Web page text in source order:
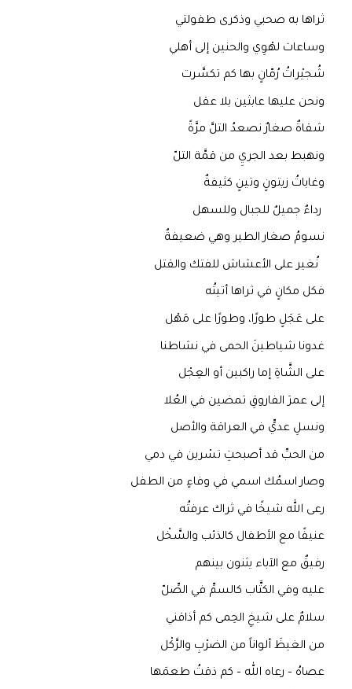
ثراها به صحبي وذكرى طفولتي
وساعات لهْوِي والحنين إلى أهلي
شُجيْراتُ رُمّانٍ بها كم تكسَّرت
ونحن عليها عابثين بلا عقل
شقاةٌ صغارٌ نصعدُ التلَّ مرَّةً
ونهبط بعد الجريِ من قمَّة التلّ
وغاباتُ زيتونٍ وتينٍ كثيفةٌ
رداءٌ جميلٌ للجبال وللسهل
نسومُ صغار الطير وهي ضعيفةٌ
نُغير على الأعشاش للفتك والقتل
فكل مكانٍ في ثراها أتيتُه
على عَجَلٍ طورًا، وطورًا على مَهْل
غدونا شياطينَ الحمى في نشاطنا
على الشَّاةِ إما راكبين أو العِجْل
إلى عمرَ الفاروقِ تمضين في العُلا
ونسلِ عديٍّ في العراقة والأصل
من الحبِّ قد أصبحتِ تسْرين في دمي
وصار اسمُك اسمي في وفاءٍ من الطفل
رعى الله شيخًا في ثراك عرفتُه
عنيفًا مع الأطفال كالذئب والسَّخْل
رفيقٌ مع الآباء يثنون بينهم
عليه وفي الكتَّاب كالسمِّ في الصِّلّ
سلامٌ على شيخِ الحِمى كم أذاقني
من الغيظَ ألواناً من الضرْبِ والرَّكْل
عصاهُ – رعاه الله – كم ذقتُ طعمَها